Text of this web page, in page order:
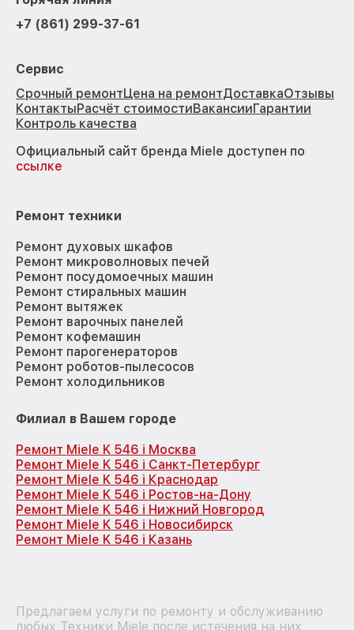
+7 (861) 299-37-61
Сервис
Срочный ремонтЦена на ремонтДоставкаОтзывы
КонтактыРасчёт стоимостиВакансииГарантии
Контроль качества
Официальный сайт бренда Miele доступен по
ссылке
Ремонт техники
Ремонт духовых шкафов
Ремонт микроволновых печей
Ремонт посудомоечных машин
Ремонт стиральных машин
Ремонт вытяжек
Ремонт варочных панелей
Ремонт кофемашин
Ремонт парогенераторов
Ремонт роботов-пылесосов
Ремонт холодильников
Филиал в Вашем городе
Ремонт Miele K 546 i Москва
Ремонт Miele K 546 i Санкт-Петербург
Ремонт Miele K 546 i Краснодар
Ремонт Miele K 546 i Ростов-на-Дону
Ремонт Miele K 546 i Нижний Новгород
Ремонт Miele K 546 i Новосибирск
Ремонт Miele K 546 i Казань
Предлагаем услуги по ремонту и обслуживанию
любых Техники Miele после истечения на них